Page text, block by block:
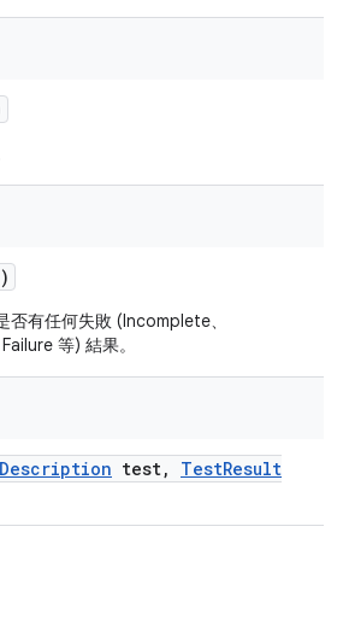
否有任何失敗 (Incomplete、
等) 結果。
Description test, TestResult